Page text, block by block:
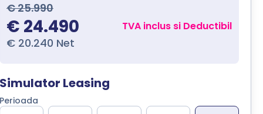
€ 25.990
€ 24.490
€ 20.240 Net
TVA inclus si Deductibil
Simulator Leasing
Perioada